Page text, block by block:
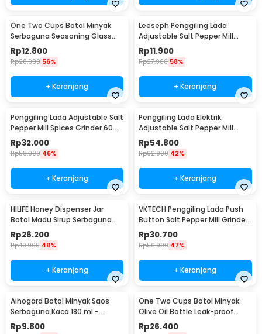
One Two Cups Botol Minyak
Serbaguna Seasoning Glass
Jar 630ml - CY180
Rp12.800
Rp28.900 56%
+ Keranjang
Leeseph Penggiling Lada
Adjustable Salt Pepper Mill
Grinder 80ml - M1599
Rp11.900
Rp27.900 58%
+ Keranjang
Penggiling Lada Adjustable Salt
Pepper Mill Spices Grinder 60ml
- CIQ
Rp32.000
Rp58.900 46%
+ Keranjang
Penggiling Lada Elektrik
Adjustable Salt Pepper Mill
Grinder 100ml - 15CE7
Rp54.800
Rp92.900 42%
+ Keranjang
HILIFE Honey Dispenser Jar
Botol Madu Sirup Serbaguna
200ml - H1742
Rp26.200
Rp49.900 48%
+ Keranjang
VKTECH Penggiling Lada Push
Button Salt Pepper Mill Grinder
135ml - MG600A
Rp30.700
Rp56.900 47%
+ Keranjang
Aihogard Botol Minyak Saos
Serbaguna Kaca 180 ml -
CW192
Rp9.800
One Two Cups Botol Minyak
Olive Oil Bottle Leak-proof
500ml - CW199
Rp26.400